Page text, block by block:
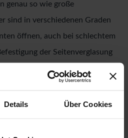
Details Über Cookies
genau so wie große
sind in verschiedenen Graden
öffnen, auch bei schlechtem
der Seitenverglasung
Abdeckleisten aus
Aluminiumprofile auf der
die kristallklaren
hochwertigen